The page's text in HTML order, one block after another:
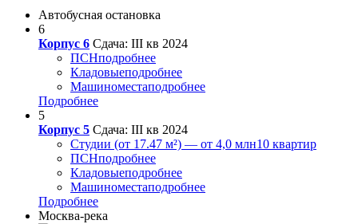
Автобусная остановка
6
Корпус 6 Сдача: III кв 2024
ПСНподробнее
Кладовыеподробнее
Машиноместаподробнее
Подробнее
5
Корпус 5 Сдача: III кв 2024
Студии (от 17.47 м²) — от 4,0 млн10 квартир
ПСНподробнее
Кладовыеподробнее
Машиноместаподробнее
Подробнее
Москва-река